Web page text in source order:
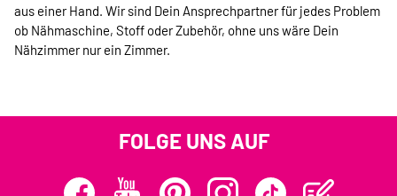
aus einer Hand. Wir sind Dein Ansprechpartner für jedes Problem
ob Nähmaschine, Stoff oder Zubehör, ohne uns wäre Dein
Nähzimmer nur ein Zimmer.
FOLGE UNS AUF